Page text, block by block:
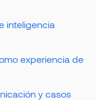
inteligencia
experiencia de
y casos